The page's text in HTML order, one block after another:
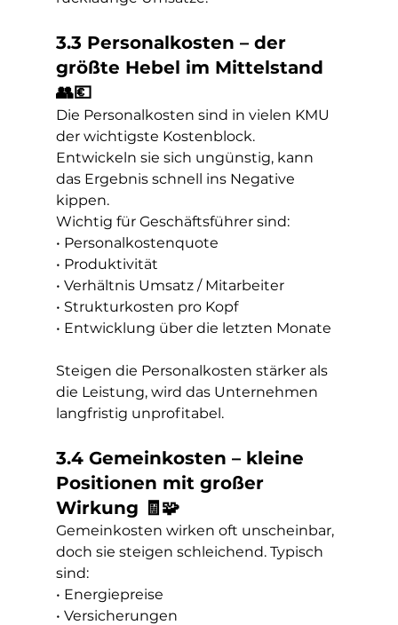
3.3 Personalkosten – der
größte Hebel im Mittelstand
👥💶
Die Personalkosten sind in vielen KMU
der wichtigste Kostenblock.
Entwickeln sie sich ungünstig, kann
das Ergebnis schnell ins Negative
kippen.
Wichtig für Geschäftsführer sind:
• Personalkostenquote
• Produktivität
• Verhältnis Umsatz / Mitarbeiter
• Strukturkosten pro Kopf
• Entwicklung über die letzten Monate
Steigen die Personalkosten stärker als
die Leistung, wird das Unternehmen
langfristig unprofitabel.
3.4 Gemeinkosten – kleine
Positionen mit großer
Wirkung 🧾🧩
Gemeinkosten wirken oft unscheinbar,
doch sie steigen schleichend. Typisch
sind:
• Energiepreise
• Versicherungen